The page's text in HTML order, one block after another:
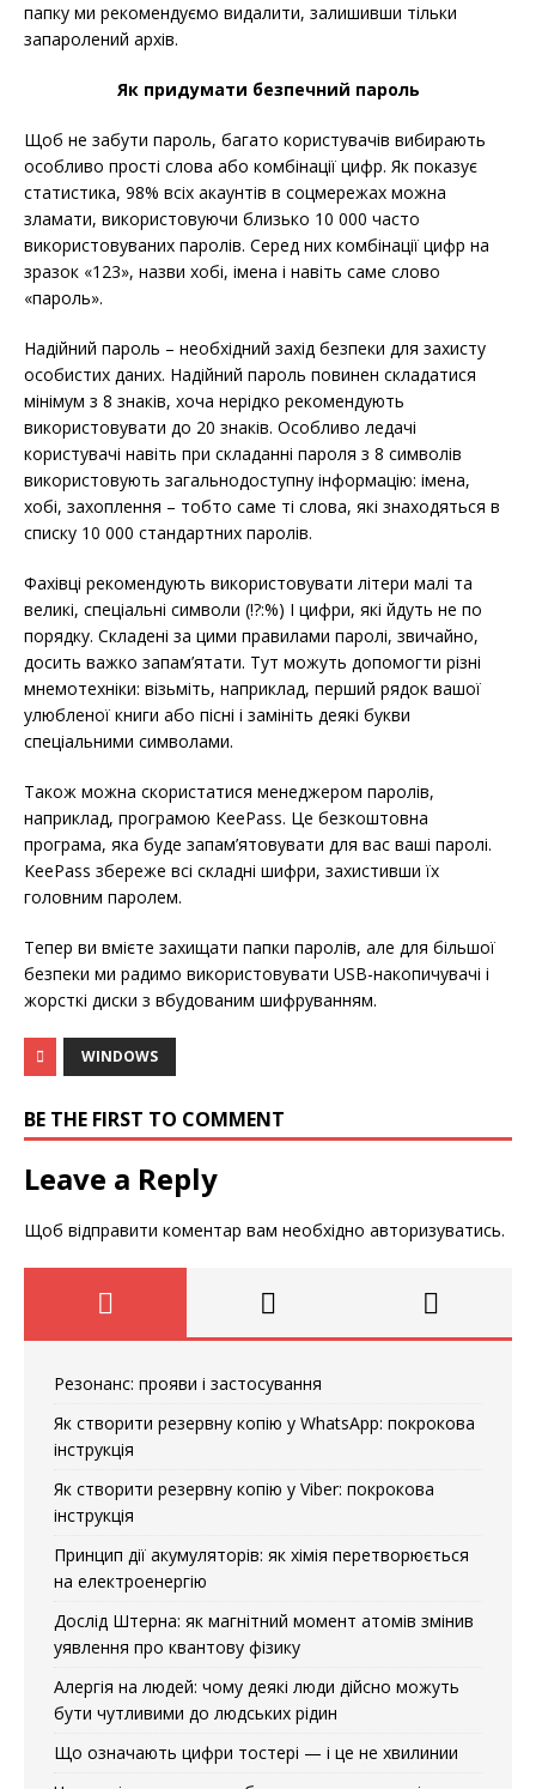
папку ми рекомендуємо видалити, залишивши тільки
запаролений архів.
Як придумати безпечний пароль
Щоб не забути пароль, багато користувачів вибирають
особливо прості слова або комбінації цифр. Як показує
статистика, 98% всіх акаунтів в соцмережах можна
зламати, використовуючи близько 10 000 часто
використовуваних паролів. Серед них комбінації цифр на
зразок «123», назви хобі, імена і навіть саме слово
«пароль».
Надійний пароль – необхідний захід безпеки для захисту
особистих даних. Надійний пароль повинен складатися
мінімум з 8 знаків, хоча нерідко рекомендують
використовувати до 20 знаків. Особливо ледачі
користувачі навіть при складанні пароля з 8 символів
використовують загальнодоступну інформацію: імена,
хобі, захоплення – тобто саме ті слова, які знаходяться в
списку 10 000 стандартних паролів.
Фахівці рекомендують використовувати літери малі та
великі, спеціальні символи (!?:%) І цифри, які йдуть не по
порядку. Складені за цими правилами паролі, звичайно,
досить важко запам’ятати. Тут можуть допомогти різні
мнемотехніки: візьміть, наприклад, перший рядок вашої
улюбленої книги або пісні і замініть деякі букви
спеціальними символами.
Також можна скористатися менеджером паролів,
наприклад, програмою KeePass. Це безкоштовна
програма, яка буде запам’ятовувати для вас ваші паролі.
KeePass збереже всі складні шифри, захистивши їх
головним паролем.
Тепер ви вмієте захищати папки паролів, але для більшої
безпеки ми радимо використовувати USB-накопичувачі і
жорсткі диски з вбудованим шифруванням.
WINDOWS
BE THE FIRST TO COMMENT
Leave a Reply
Щоб відправити коментар вам необхідно авторизуватись.
Резонанс: прояви і застосування
Як створити резервну копію у WhatsApp: покрокова
інструкція
Як створити резервну копію у Viber: покрокова
інструкція
Принцип дії акумуляторів: як хімія перетворюється
на електроенергію
Дослід Штерна: як магнітний момент атомів змінив
уявлення про квантову фізику
Алергія на людей: чому деякі люди дійсно можуть
бути чутливими до людських рідин
Що означають цифри тостері — і це не хвилинии